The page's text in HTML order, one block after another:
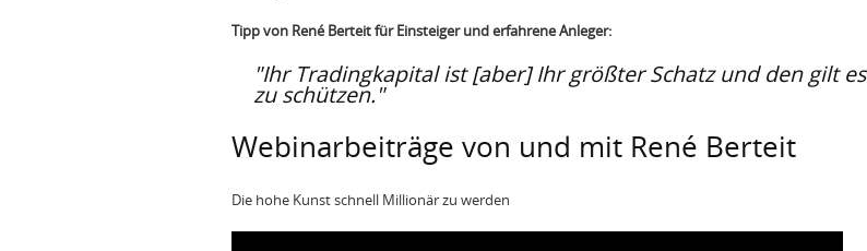
Tipp von René Berteit für Einsteiger und erfahrene Anleger:
"Ihr Tradingkapital ist [aber] Ihr größter Schatz und den gilt es
zu schützen."
Webinarbeiträge von und mit René Berteit
Die hohe Kunst schnell Millionär zu werden